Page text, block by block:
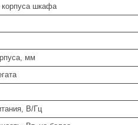
шкафа
мм
В/Гц